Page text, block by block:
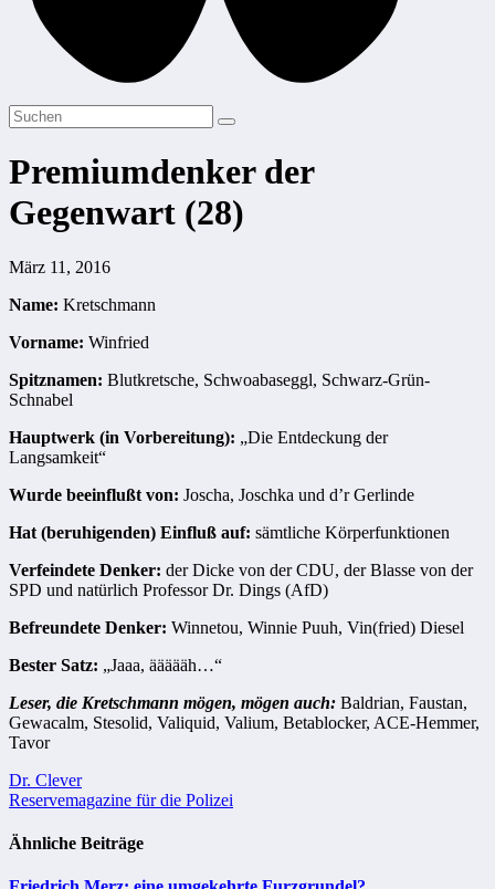
Premiumdenker der
Gegenwart (28)
März 11, 2016
Name: Kretschmann
Vorname: Winfried
Spitznamen: Blutkretsche, Schwoabaseggl, Schwarz-Grün-
Schnabel
Hauptwerk (in Vorbereitung): „Die Entdeckung der
Langsamkeit“
Wurde beeinflußt von: Joscha, Joschka und d’r Gerlinde
Hat (beruhigenden) Einfluß auf: sämtliche Körperfunktionen
Verfeindete Denker: der Dicke von der CDU, der Blasse von der
SPD und natürlich Professor Dr. Dings (AfD)
Befreundete Denker: Winnetou, Winnie Puuh, Vin(fried) Diesel
Bester Satz: „Jaaa, äääääh…“
Leser, die Kretschmann mögen, mögen auch: Baldrian, Faustan,
Gewacalm, Stesolid, Valiquid, Valium, Betablocker, ACE-Hemmer,
Tavor
Beitragsnavigation
Dr. Clever
Reservemagazine für die Polizei
Ähnliche Beiträge